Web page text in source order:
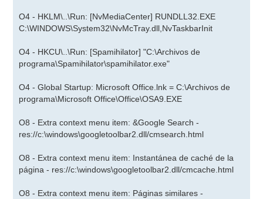
O4 - HKLM\..\Run: [NvMediaCenter] RUNDLL32.EXE
C:\WINDOWS\System32\NvMcTray.dll,NvTaskbarInit
O4 - HKCU\..\Run: [Spamihilator] "C:\Archivos de
programa\Spamihilator\spamihilator.exe"
O4 - Global Startup: Microsoft Office.lnk = C:\Archivos de
programa\Microsoft Office\Office\OSA9.EXE
O8 - Extra context menu item: &Google Search -
res://c:\windows\googletoolbar2.dll/cmsearch.html
O8 - Extra context menu item: Instantánea de caché de la
página - res://c:\windows\googletoolbar2.dll/cmcache.html
O8 - Extra context menu item: Páginas similares -